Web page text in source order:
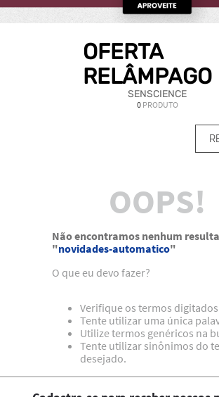
OFERTA
RELÂMPAGO
SENSCIENCE
0 PRODUTO
OOPS!
Não encontramos nenhum
"novidades-automatico"
O que eu devo fazer?
Verifique os termos
Tente utilizar uma única
Utilize termos genéricos na
Tente utilizar sinônimos do
desejado.